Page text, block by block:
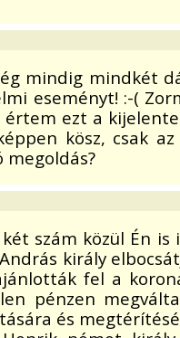
mindig mindkét
eseményt! :-(
értem ezt a
kösz, csak
megoldás?
két szám közül Én
király
fel a
pénzen
és